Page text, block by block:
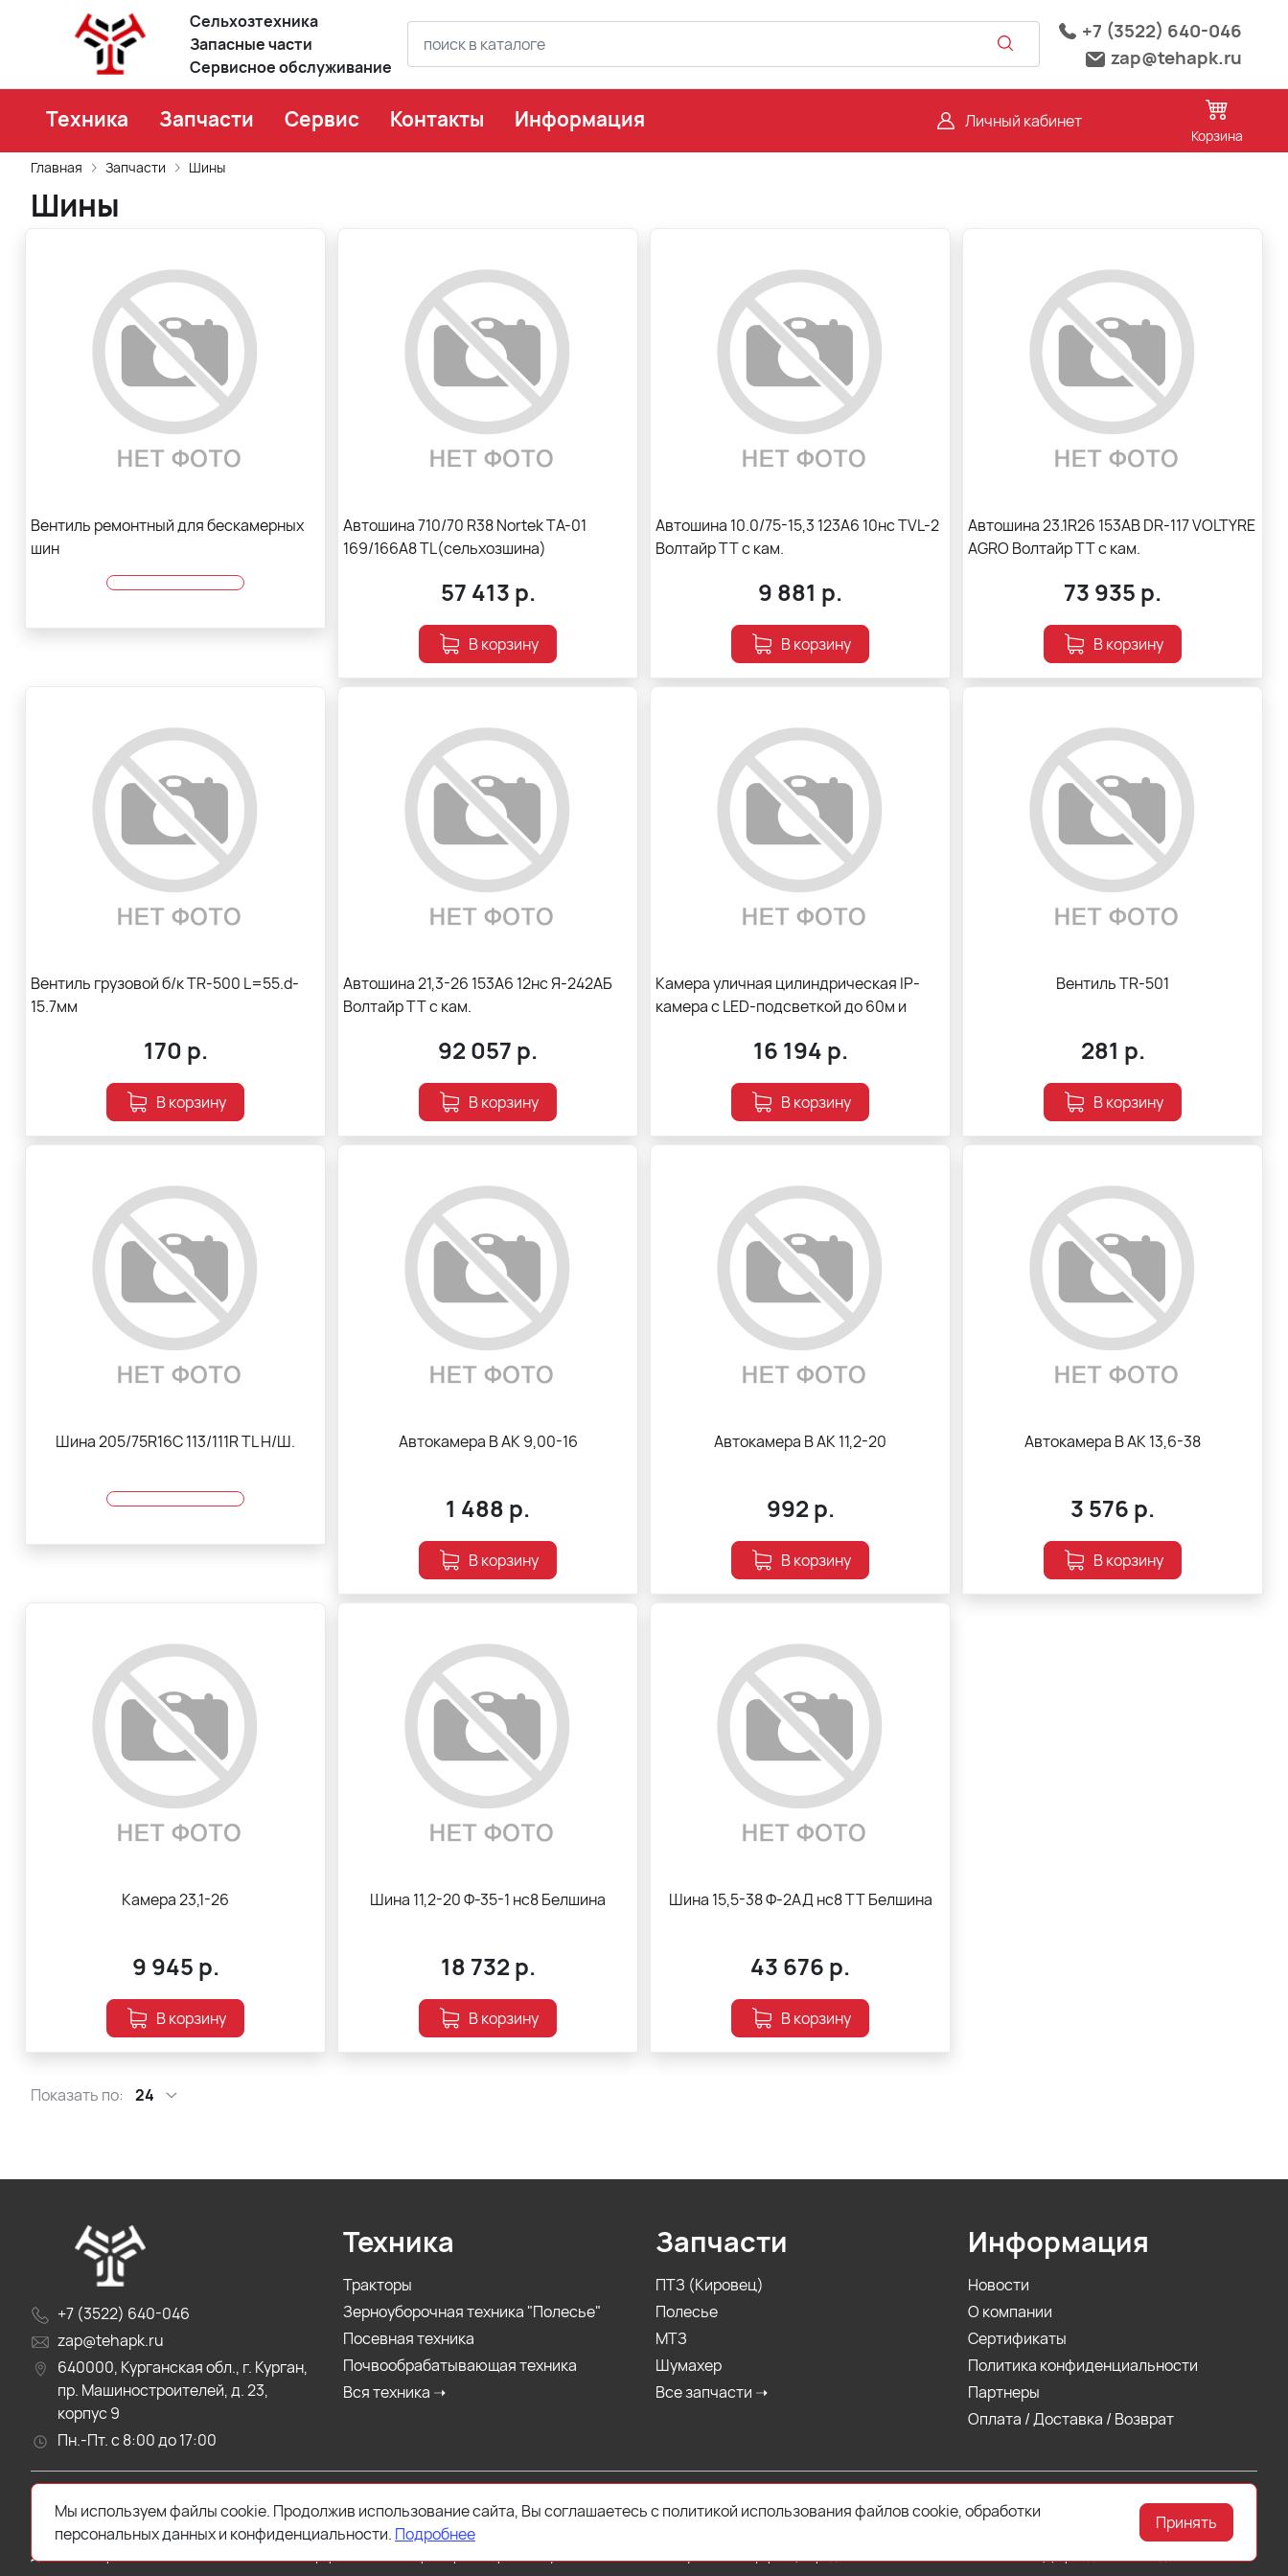
Сельхозтехника
Запасные части
Сервисное обслуживание
+7 (3522) 640-046
zap@tehapk.ru
Техника Запчасти Сервис Контакты Информация Личный кабинет
Корзина
Главная
Запчасти Шины
Шины
Вентиль ремонтный для бескамерных
шин
Автошина 710/70 R38 Nortek TA-01
169/166A8 TL(сельхозшина)
57 413 р.
В корзину
Автошина 10.0/75-15,3 123А6 10нс TVL-2
Волтайр ТТ с кам.
9 881 р.
В корзину
Автошина 23.1R26 153АВ DR-117 VOLTYRE
AGRO Волтайр ТТ с кам.
73 935 р.
В корзину
Вентиль грузовой б/к TR-500 L=55.d-
15.7мм
170 р.
В корзину
Автошина 21,3-26 153А6 12нс Я-242АБ
Волтайр ТТ с кам.
92 057 р.
В корзину
Камера уличная цилиндрическая IP-
камера с LED-подсветкой до 60м и
16 194 р.
В корзину
Вентиль TR-501
281 р.
В корзину
Шина 205/75R16C 113/111R TL Н/Ш. Автокамера В АК 9,00-16
1 488 р.
В корзину
Автокамера В АК 11,2-20
992 р.
В корзину
Автокамера В АК 13,6-38
3 576 р.
В корзину
Камера 23,1-26
9 945 р.
В корзину
Шина 11,2-20 Ф-35-1 нс8 Белшина
18 732 р.
В корзину
Шина 15,5-38 Ф-2АД нс8 ТТ Белшина
43 676 р.
В корзину
Показать по: 24
+7 (3522) 640-046
zap@tehapk.ru
640000, Курганская обл., г. Курган,
пр. Машиностроителей, д. 23,
корпус 9
Пн.-Пт. с 8:00 до 17:00
Техника
Тракторы
Зерноуборочная техника "Полесье"
Посевная техника
Почвообрабатывающая техника
Вся техника ➝
Запчасти
ПТЗ (Кировец)
Полесье
МТЗ
Шумахер
Все запчасти ➝
Информация
Новости
О компании
Сертификаты
Политика конфиденциальности
Партнеры
Оплата / Доставка / Возврат
2024 © Техника АПК
Продажа сельхозтехники, производство и реализация запасных частей к технике сельскохозяйственного, промышленного и гражданского назначения.
Данный интернет-сайт носит исключительно информационный характер и ни при каких условиях не является публичной офертой, определяемой положениями Статьи 437 (2) Гражданского кодекса РФ.
Мы используем файлы cookie. Продолжив использование сайта, Вы соглашаетесь с политикой использования файлов cookie, обработки
персональных данных и конфиденциальности. Подробнее
Принять